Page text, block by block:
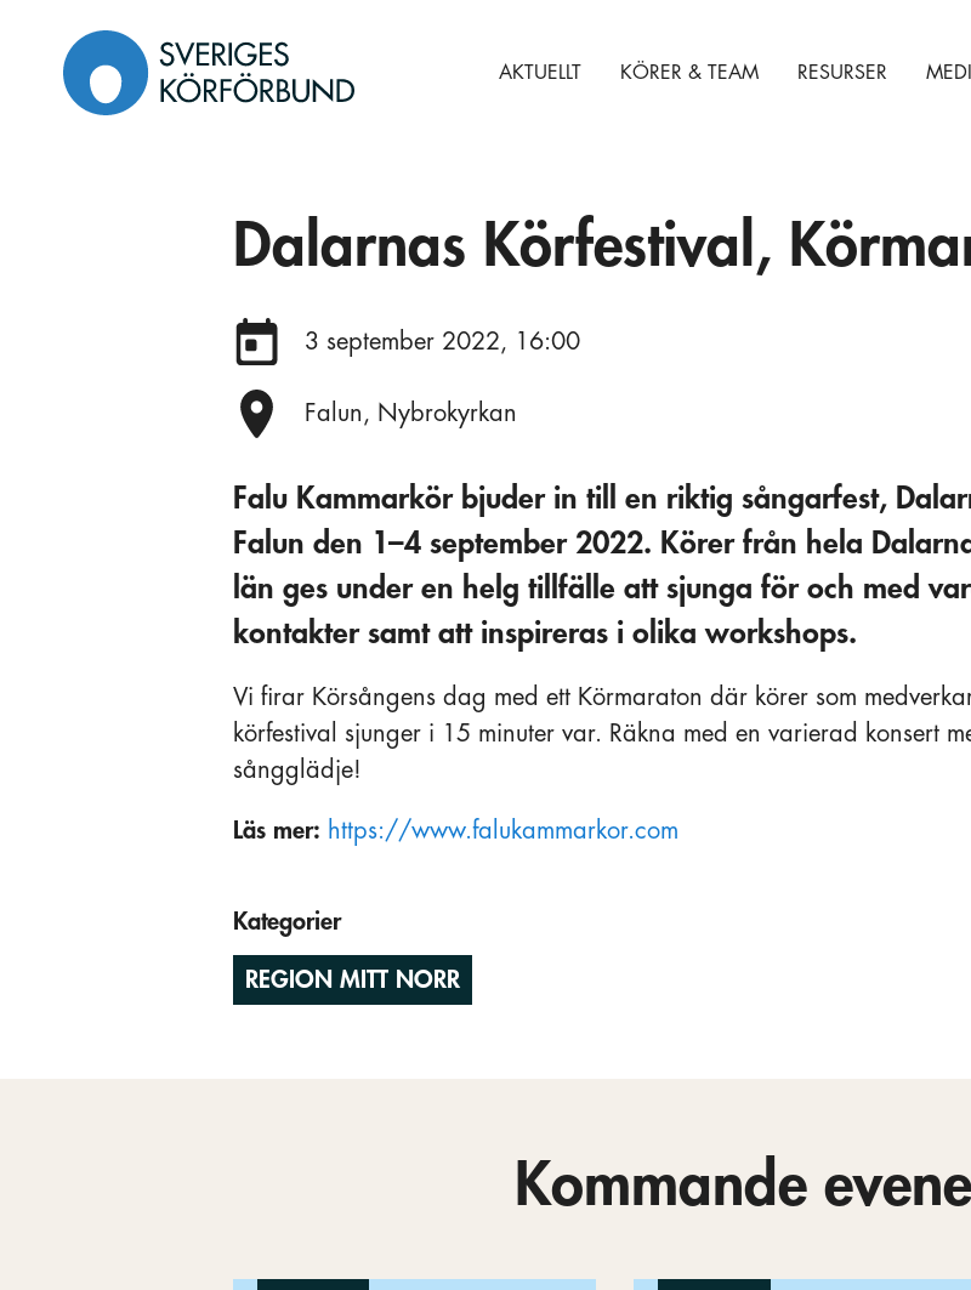
innehåll
AKTUELLT KÖRER & TEAM RESURSER
Dalarnas Körfestival,
Datum:
3 september 2022, 16:00
Plats:
Falun, Nybrokyrkan
Falu Kammarkör bjuder in till en riktig sångarfest,
Falun den 1–4 september 2022. Körer från hela
län ges under en helg tillfälle att sjunga för och med
kontakter samt att inspireras i olika workshops.
Vi firar Körsångens dag med ett Körmaraton där körer som
körfestival sjunger i 15 minuter var. Räkna med en varierad konsert
sångglädje!
Läs mer: https://www.falukammarkor.com
Kategorier
REGION MITT NORR
Kommande